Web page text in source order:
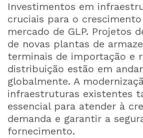
Investimentos em
cruciais para o
mercado de GLP. Projetos
de novas plantas de
terminais de importação e
distribuição estão em
globalmente. A
infraestruturas existentes
essencial para atender à
demanda e garantir a
fornecimento.